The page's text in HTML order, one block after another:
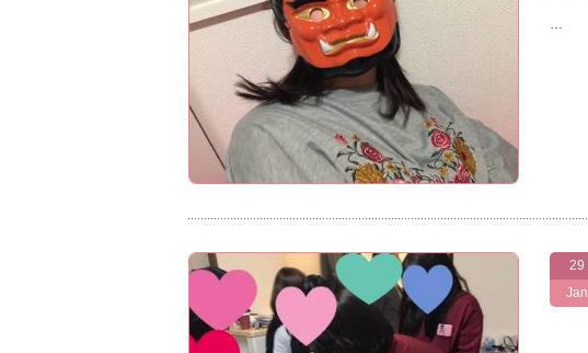
…
29
Jan